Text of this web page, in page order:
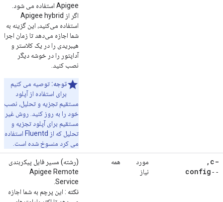
Apigee استفاده می شود.
اگر از Apigee hybrid
استفاده می‌کنید، این گزینه به
شما اجازه می‌دهد تا زمان اجرا
هیبریدی را در یک کلاستر و
آداپتور را در خوشه دیگر
نصب کنید.
توجه: توصیه می کنیم
برای استفاده از آپلود
مستقیم تجزیه و تحلیل، نصب
خود را به روز کنید. روش غیر
مستقیم برای آپلود تجزیه و
تحلیل که از Fluentd استفاده
می کرد منسوخ شده است.
-c
,
‑‑config
مورد
نیاز
همه
(رشته) مسیر فایل پیکربندی
Apigee Remote
Service.
نکته : این پرچم به شما اجازه